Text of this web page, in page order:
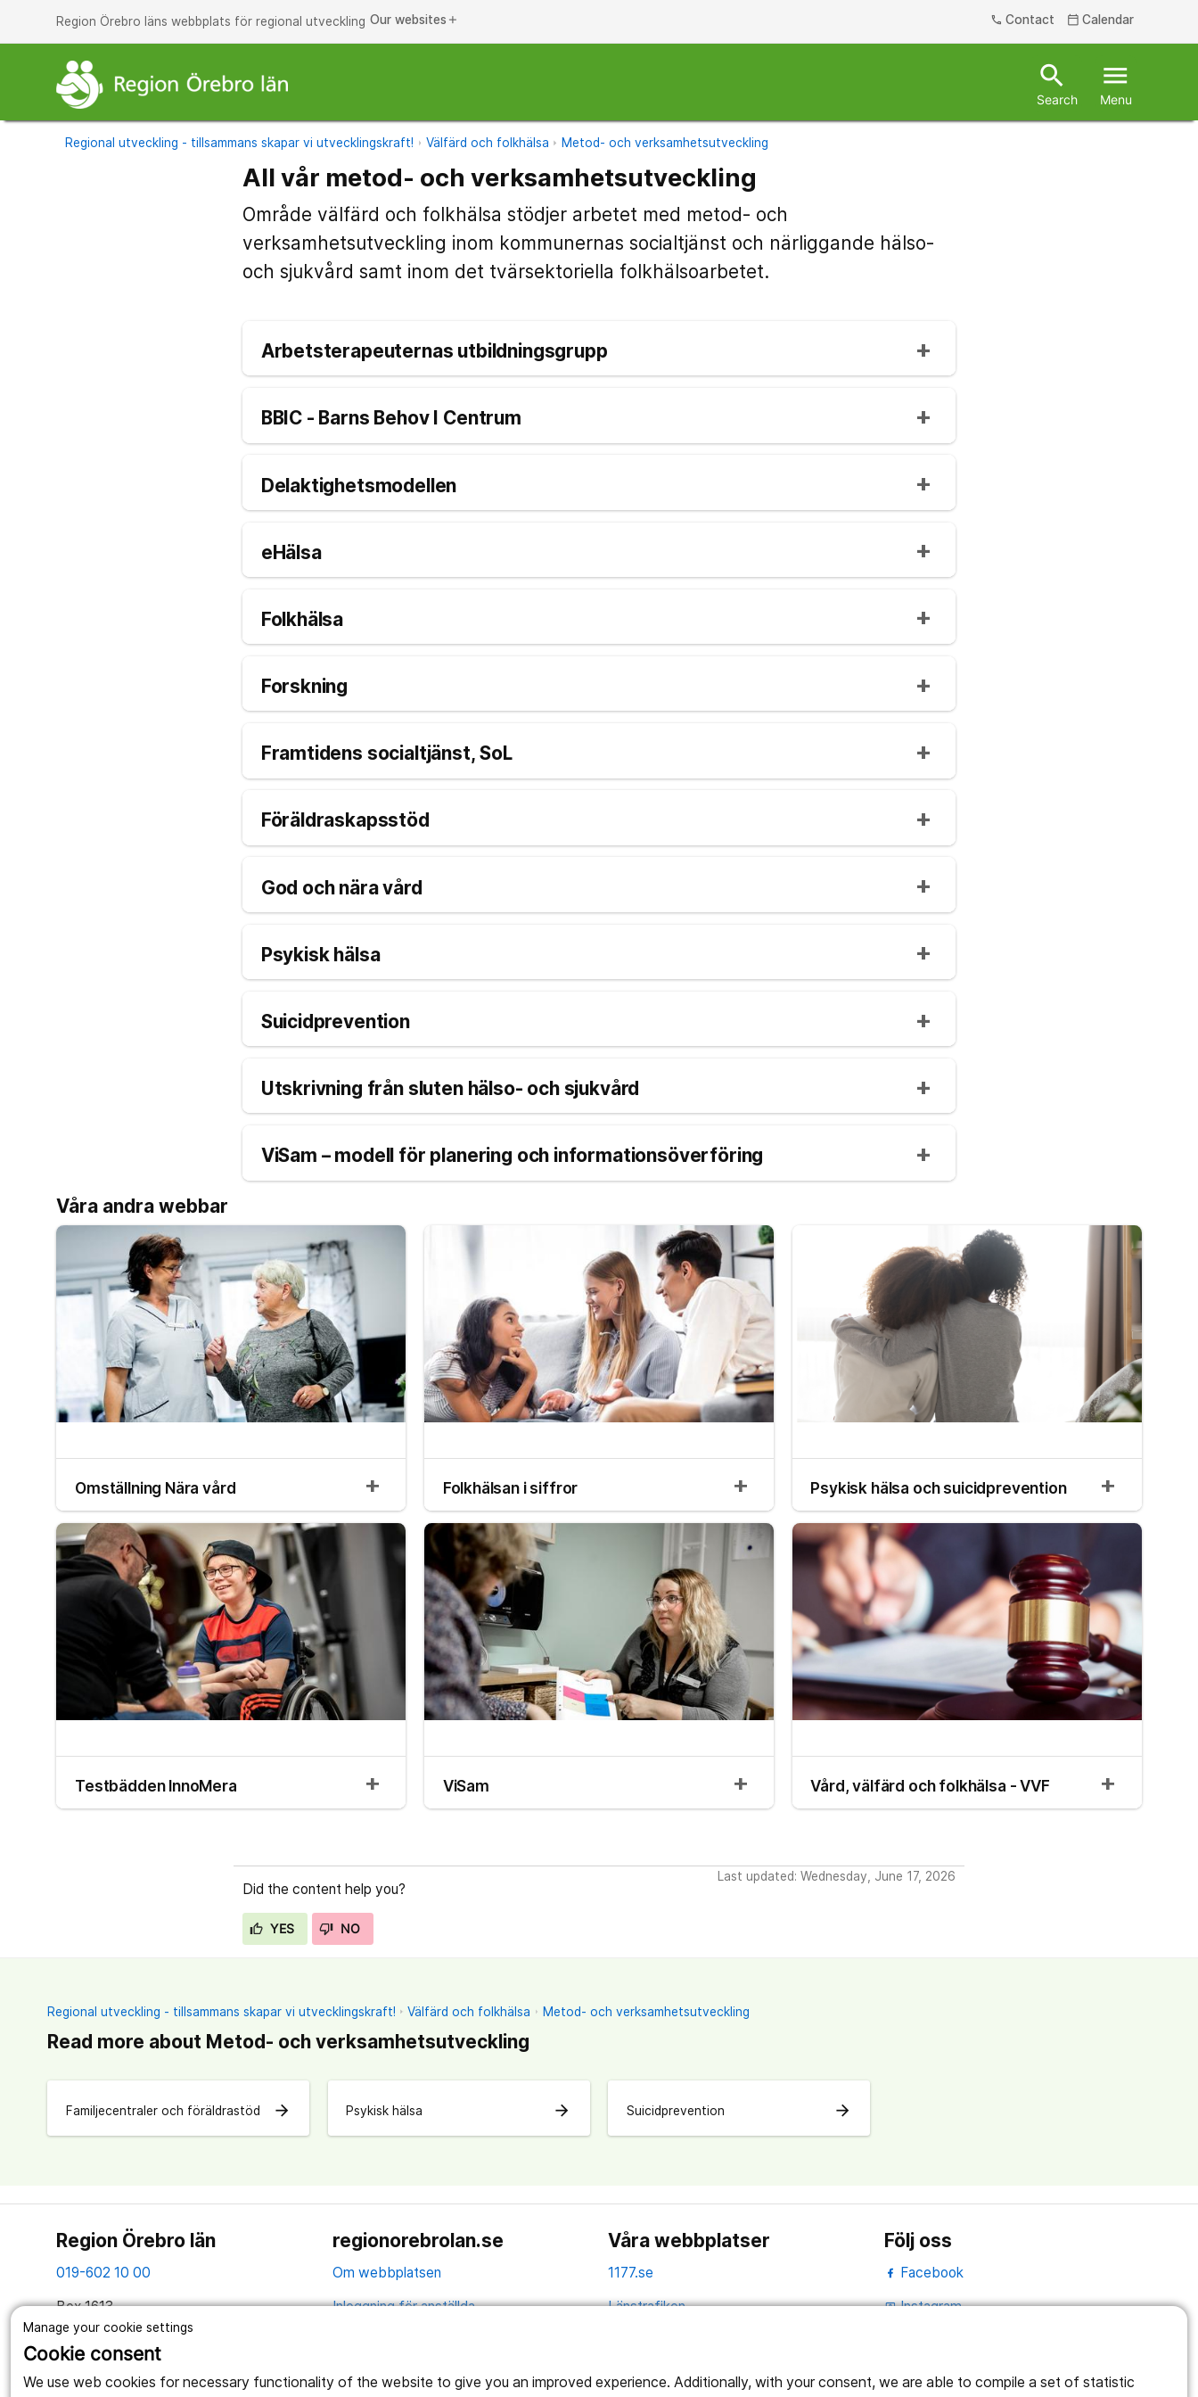
Manage your cookie settings
Cookie consent
We use web cookies for necessary functionality of the website to give you an improved experience. Additionally, with your consent, we are able to compile a set of statistic
Region Örebro läns webbplats för regional utveckling Our websites add phone Contact calendar_today Calendar
search
Search
menu
Menu
Regional utveckling - tillsammans skapar vi utvecklingskraft! Välfärd och folkhälsa Metod- och verksamhetsutveckling
All vår metod- och verksamhetsutveckling
Område välfärd och folkhälsa stödjer arbetet med metod- och
verksamhetsutveckling inom kommunernas socialtjänst och närliggande hälso-
och sjukvård samt inom det tvärsektoriella folkhälsoarbetet.
Arbetsterapeuternas utbildningsgrupp
BBIC - Barns Behov I Centrum
Delaktighetsmodellen
eHälsa
Folkhälsa
Forskning
Framtidens socialtjänst, SoL
Föräldraskapsstöd
God och nära vård
Psykisk hälsa
Suicidprevention
Utskrivning från sluten hälso- och sjukvård
ViSam – modell för planering och informationsöverföring
Våra andra webbar
Omställning Nära vård Folkhälsan i siffror Psykisk hälsa och suicidprevention
Testbädden InnoMera ViSam Vård, välfärd och folkhälsa - VVF
Did the content help you?
YES NO
Last updated: Wednesday, June 17, 2026
Regional utveckling - tillsammans skapar vi utvecklingskraft! Välfärd och folkhälsa Metod- och verksamhetsutveckling
Read more about Metod- och verksamhetsutveckling
Familjecentraler och föräldrastöd arrow_forward Psykisk hälsa arrow_forward Suicidprevention arrow_forward
Region Örebro län
019-602 10 00
Box 1613
701 16 Örebro
Organisationsnummer: 2321000164
regionorebrolan.se
Om webbplatsen
Inloggning för anställda
Anslagstavla
Våra webbplatser
1177.se
Länstrafiken
Följ oss
Facebook
portraitInstagram